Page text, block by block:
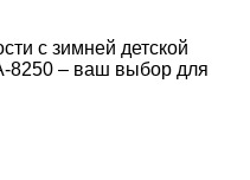
с зимней детской
8250 – ваш выбор для